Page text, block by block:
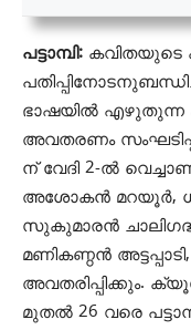
പട്ടാമ്പി: കവിതയുടെ
ഭാഷയില്‍ എഴുതുന്ന
അവതരണം
ന് വേദി 2-ല്‍
അശോകന്‍ മറയൂര്‍,
സുകുമാരന്‍
മണികണ്ഠന്‍
അവതരിപ്പിക്കും.
മുതല്‍ 26 വരെ